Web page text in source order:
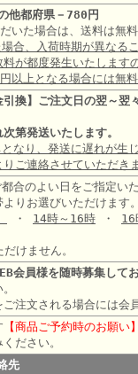
他都府県－780円
た場合は、送料は無料
合、入荷時期が異なる
が都度発生いたします
上となる場合には無料
引換】ご注文日の翌～翌
第発送いたします。
なり、発送に遅れが生
ご連絡させていただきま
合のよい日をご指定い
りお選びいただけます。
・ 14時～16時 ・ 16
けません。
会員様を随時募集してお
注文される場合には会
【商品ご予約時のお願い】
ださい。
先